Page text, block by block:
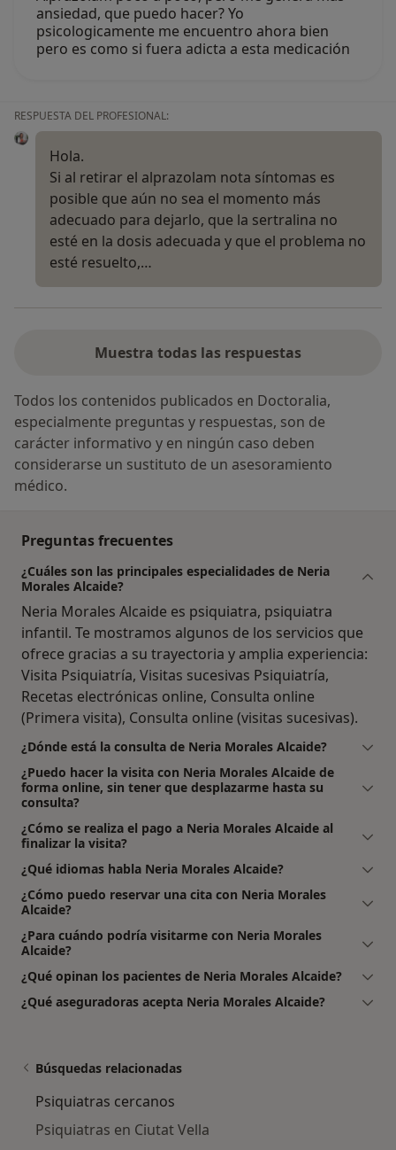
ansiedad, que puedo hacer? Yo
psicologicamente me encuentro ahora bien
pero es como si fuera adicta a esta medicación
RESPUESTA DEL PROFESIONAL:
Hola.
Si al retirar el alprazolam nota síntomas es
posible que aún no sea el momento más
adecuado para dejarlo, que la sertralina no
esté en la dosis adecuada y que el problema no
esté resuelto,…
Muestra todas las respuestas
Todos los contenidos publicados en Doctoralia,
especialmente preguntas y respuestas, son de
carácter informativo y en ningún caso deben
considerarse un sustituto de un asesoramiento
médico.
Preguntas frecuentes
¿Cuáles son las principales especialidades de Neria
Morales Alcaide?
Neria Morales Alcaide es psiquiatra, psiquiatra
infantil. Te mostramos algunos de los servicios que
ofrece gracias a su trayectoria y amplia experiencia:
Visita Psiquiatría, Visitas sucesivas Psiquiatría,
Recetas electrónicas online, Consulta online
(Primera visita), Consulta online (visitas sucesivas).
¿Dónde está la consulta de Neria Morales Alcaide?
¿Puedo hacer la visita con Neria Morales Alcaide de
forma online, sin tener que desplazarme hasta su
consulta?
¿Cómo se realiza el pago a Neria Morales Alcaide al
finalizar la visita?
¿Qué idiomas habla Neria Morales Alcaide?
¿Cómo puedo reservar una cita con Neria Morales
Alcaide?
¿Para cuándo podría visitarme con Neria Morales
Alcaide?
¿Qué opinan los pacientes de Neria Morales Alcaide?
¿Qué aseguradoras acepta Neria Morales Alcaide?
Búsquedas relacionadas
Psiquiatras cercanos
Psiquiatras en Ciutat Vella